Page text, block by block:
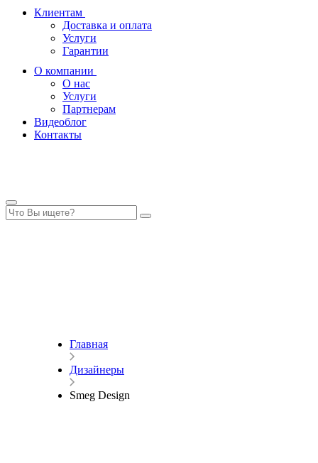
Клиентам
Доставка и оплата
Услуги
Гарантии
О компании
О нас
Услуги
Партнерам
Видеоблог
Контакты
Главная
Дизайнеры
Smeg Design